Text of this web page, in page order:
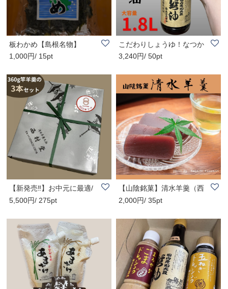
板わかめ【島根名物】
1,000円/ 15pt
こだわりしょうゆ！なつか
しい昔ながらの..
3,240円/ 50pt
【新発売‼️】お中元に最適/
西村堂の清水..
5,500円/ 275pt
【山陰銘菓】清水羊羹（西
村堂）/1口サイ..
2,000円/ 35pt